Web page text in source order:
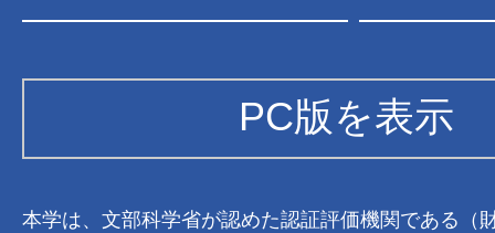
PC版を表示
本学は、文部科学省が認めた認証評価機関である（